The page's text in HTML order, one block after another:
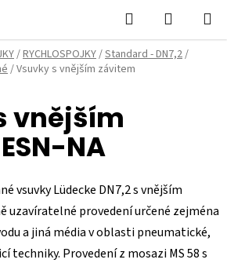
Hledat
KOŠÍK
/RYCHLOSPOJKY/Standard - DN7,2/
/Vsuvky s vnějším závitem
vnějším
NA
vsuvky Lüdecke DN7,2 s vnějším
uzavíratelné provedení určené zejména
a jiná média v oblasti pneumatické,
techniky. Provedení z mosazi MS 58 s